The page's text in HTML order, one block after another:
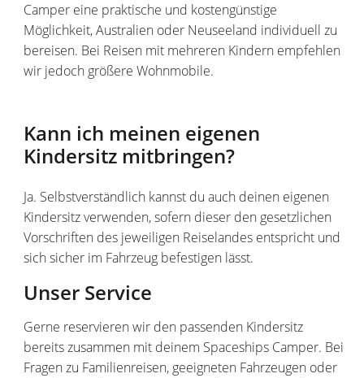
Camper eine praktische und kostengünstige
Möglichkeit, Australien oder Neuseeland individuell zu
bereisen. Bei Reisen mit mehreren Kindern empfehlen
wir jedoch größere Wohnmobile.
Kann ich meinen eigenen
Kindersitz mitbringen?
Ja. Selbstverständlich kannst du auch deinen eigenen
Kindersitz verwenden, sofern dieser den gesetzlichen
Vorschriften des jeweiligen Reiselandes entspricht und
sich sicher im Fahrzeug befestigen lässt.
Unser Service
Gerne reservieren wir den passenden Kindersitz
bereits zusammen mit deinem Spaceships Camper. Bei
Fragen zu Familienreisen, geeigneten Fahrzeugen oder